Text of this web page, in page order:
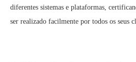
diferentes sistemas e plataformas,
ser realizado facilmente por todos os seus